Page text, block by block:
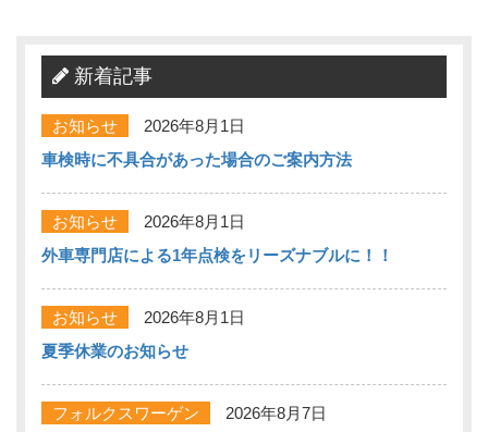
新着記事
お知らせ
2026年8月1日
車検時に不具合があった場合のご案内方法
お知らせ
2026年8月1日
外車専門店による1年点検をリーズナブルに！！
お知らせ
2026年8月1日
夏季休業のお知らせ
フォルクスワーゲン
2026年8月7日